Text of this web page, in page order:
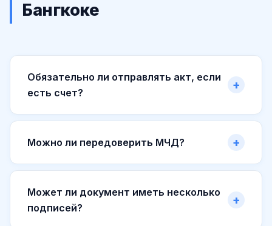
Бангкоке
Обязательно ли отправлять акт, если
есть счет?
Можно ли передоверить МЧД?
Может ли документ иметь несколько
подписей?